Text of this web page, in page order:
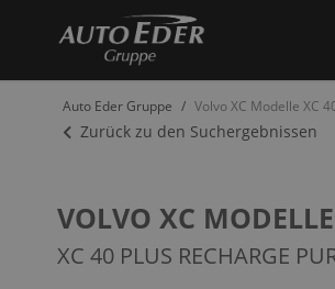
Auto Eder Gruppe Volvo XC Modelle XC
Zurück zu den Suchergebnissen
VOLVO XC MODELLE
XC 40 PLUS RECHARGE